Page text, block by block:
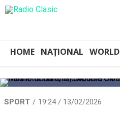
HOME NAȚIONAL WORLD
SPORT 19:24 / 13/02/2026